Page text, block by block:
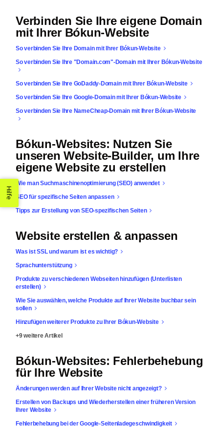
Verbinden Sie Ihre eigene Domain
mit Ihrer Bókun-Website
So verbinden Sie Ihre Domain mit Ihrer Bókun-Website
So verbinden Sie Ihre "Domain.com"-Domain mit Ihrer Bókun-Website
So verbinden Sie Ihre GoDaddy-Domain mit Ihrer Bókun-Website
So verbinden Sie Ihre Google-Domain mit Ihrer Bókun-Website
So verbinden Sie Ihre NameCheap-Domain mit Ihrer Bókun-Website
Bókun-Websites: Nutzen Sie
unseren Website-Builder, um Ihre
eigene Website zu erstellen
Wie man Suchmaschinenoptimierung (SEO) anwendet
SEO für spezifische Seiten anpassen
Tipps zur Erstellung von SEO-spezifischen Seiten
Website erstellen & anpassen
Was ist SSL und warum ist es wichtig?
Sprachunterstützung
Produkte zu verschiedenen Webseiten hinzufügen (Unterlisten
erstellen)
Wie Sie auswählen, welche Produkte auf Ihrer Website buchbar sein
sollen
Hinzufügen weiterer Produkte zu Ihrer Bókun-Website
+9 weitere Artikel
Bókun-Websites: Fehlerbehebung
für Ihre Website
Änderungen werden auf Ihrer Website nicht angezeigt?
Erstellen von Backups und Wiederherstellen einer früheren Version
Ihrer Website
Fehlerbehebung bei der Google-Seitenladegeschwindigkeit
Hilfe